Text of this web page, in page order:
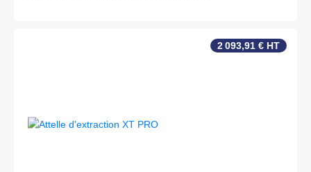
2 093,91 € HT